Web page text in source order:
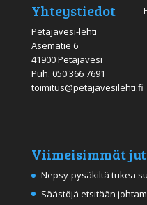
Yhteystiedot
Petäjävesi-lehti
Asematie 6
41900 Petäjävesi
Puh. 050 366 7691
toimitus@petajavesilehti.fi
Viimeisimmät
Nepsy-pysäkiltä tukea
Säästöjä etsitään